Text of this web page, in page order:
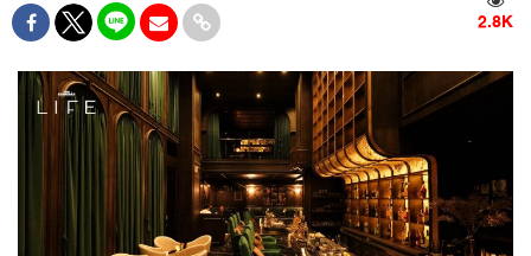
2.8K